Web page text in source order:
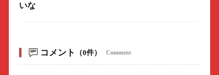
いな
コメント （0件） Comment